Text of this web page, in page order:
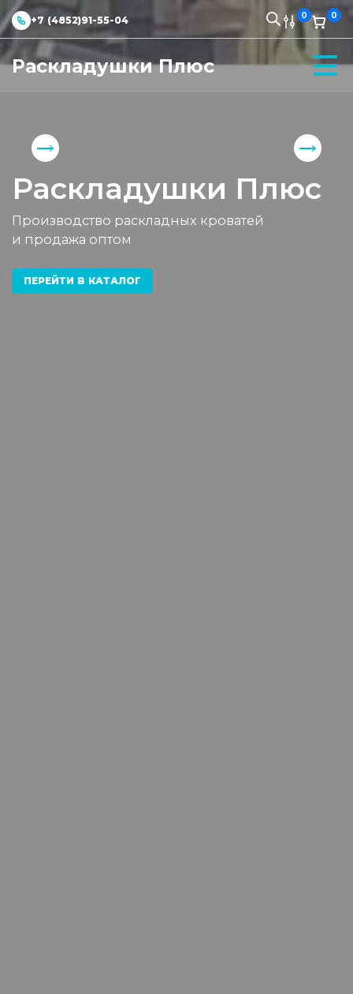
+7 (4852)91-55-04 0 0
Раскладушки Плюс
Раскладушки Плюс
Производство раскладных кроватей
и продажа оптом
ПЕРЕЙТИ В КАТАЛОГ